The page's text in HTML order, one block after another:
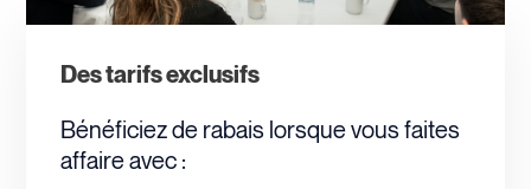
Des tarifs exclusifs
Bénéficiez de rabais lorsque vous faites
affaire avec :